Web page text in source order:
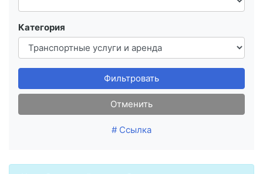
Категория
Фильтровать
Отменить
# Ссылка